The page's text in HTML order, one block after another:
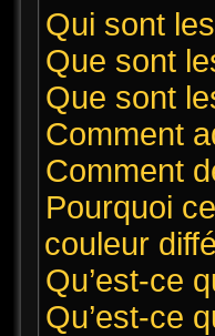
Qui sont
Que sont
Que sont
Comment
Comment
Pourquoi
couleur
Qu’est-ce
Qu’est-ce